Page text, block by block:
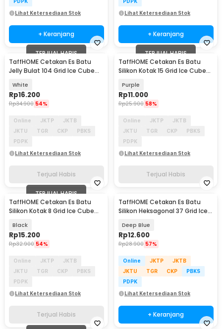
Lihat Ketersediaan Stok
+ Keranjang
Lihat Ketersediaan Stok
+ Keranjang
TERJUAL HABIS
TaffHOME Cetakan Es Batu
Jelly Bulat 104 Grid Ice Cube
White
Rp16.200
Rp34.900 54%
Online JKTP
JKTB
JKTU
TGR CKP
PBKS
PDPK
Lihat Ketersediaan Stok
Terjual Habis
TERJUAL HABIS
TaffHOME Cetakan Es Batu
Silikon Kotak 15 Grid Ice Cube
Purple
Rp11.000
Rp25.900 58%
Online JKTP
JKTB
JKTU
TGR CKP
PBKS
PDPK
Lihat Ketersediaan Stok
Terjual Habis
TERJUAL HABIS
TaffHOME Cetakan Es Batu
Silikon Kotak 8 Grid Ice Cube
Black
Rp15.200
Rp32.900 54%
Online JKTP
JKTB
JKTU
TGR CKP
PBKS
PDPK
Lihat Ketersediaan Stok
Terjual Habis
TaffHOME Cetakan Es Batu
Silikon Heksagonal 37 Grid Ice
Deep Blue
Rp12.600
Rp28.900 57%
Online JKTP
JKTB
JKTU
TGR CKP
PBKS
PDPK
Lihat Ketersediaan Stok
+ Keranjang